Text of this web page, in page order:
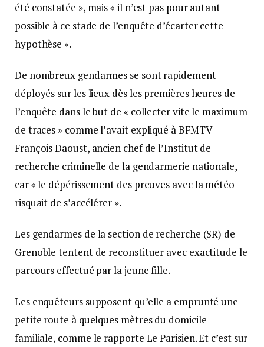
été constatée », mais « il n’est pas pour autant
possible à ce stade de l’enquête d’écarter cette
hypothèse ».
De nombreux gendarmes se sont rapidement
déployés sur les lieux dès les premières heures de
l’enquête dans le but de « collecter vite le maximum
de traces » comme l’avait expliqué à BFMTV
François Daoust, ancien chef de l’Institut de
recherche criminelle de la gendarmerie nationale,
car « le dépérissement des preuves avec la météo
risquait de s’accélérer ».
Les gendarmes de la section de recherche (SR) de
Grenoble tentent de reconstituer avec exactitude le
parcours effectué par la jeune fille.
Les enquêteurs supposent qu’elle a emprunté une
petite route à quelques mètres du domicile
familiale, comme le rapporte Le Parisien. Et c’est sur